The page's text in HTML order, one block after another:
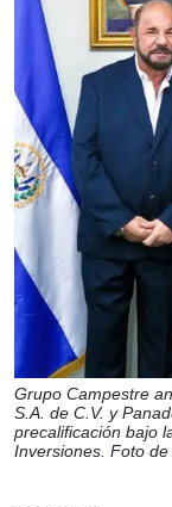
Grupo Campestre
S.A. de C.V. y
precalificación bajo
Inversiones. Foto